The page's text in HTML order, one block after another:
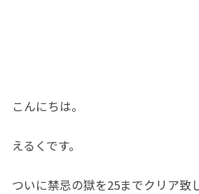
こんにちは。
えるくです。
ついに禁忌の獄を25までクリア致